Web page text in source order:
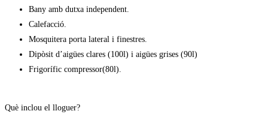
Bany amb dutxa independent.
Calefacció.
Mosquitera porta lateral i finestres.
Dipòsit d’aigües clares (100l) i aigües grises (90l)
Frigorífic compressor(80l).
Què inclou el lloguer?